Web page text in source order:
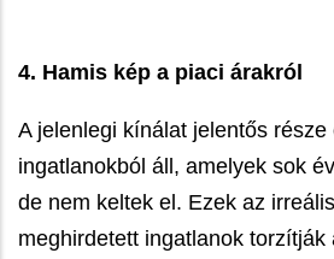
4. Hamis kép a piaci árakról
A jelenlegi kínálat jelentős része
ingatlanokból áll, amelyek sok
de nem keltek el. Ezek az
meghirdetett ingatlanok torzítják